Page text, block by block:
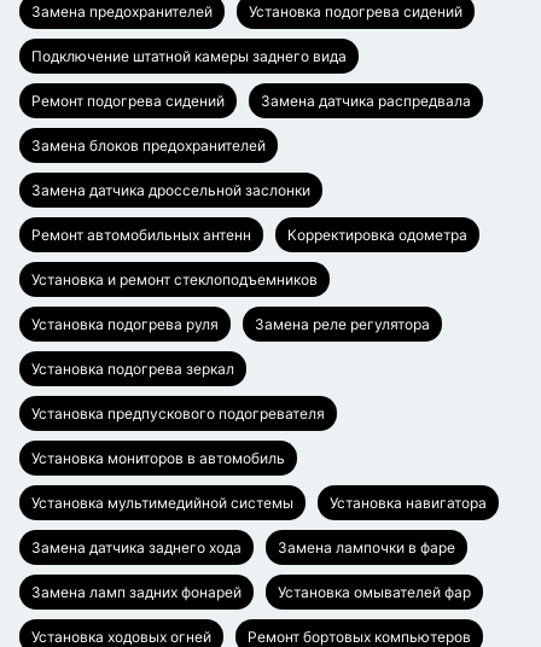
Замена предохранителей Установка подогрева сидений
Подключение штатной камеры заднего вида
Ремонт подогрева сидений Замена датчика распредвала
Замена блоков предохранителей
Замена датчика дроссельной заслонки
Ремонт автомобильных антенн Корректировка одометра
Установка и ремонт стеклоподъемников
Установка подогрева руля Замена реле регулятора
Установка подогрева зеркал
Установка предпускового подогревателя
Установка мониторов в автомобиль
Установка мультимедийной системы Установка навигатора
Замена датчика заднего хода Замена лампочки в фаре
Замена ламп задних фонарей Установка омывателей фар
Установка ходовых огней Ремонт бортовых компьютеров